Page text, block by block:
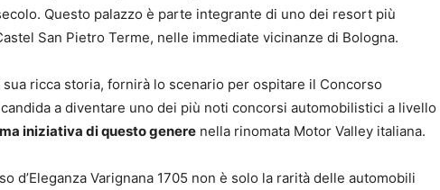
Questo palazzo è parte integrante di uno dei resort più
San Pietro Terme, nelle immediate vicinanze di Bologna.
sua ricca storia, fornirà lo scenario per ospitare il Concorso
candida a diventare uno dei più noti concorsi automobilistici a livello
iniziativa di questo genere nella rinomata Motor Valley italiana.
d’Eleganza Varignana 1705 non è solo la rarità delle automobili